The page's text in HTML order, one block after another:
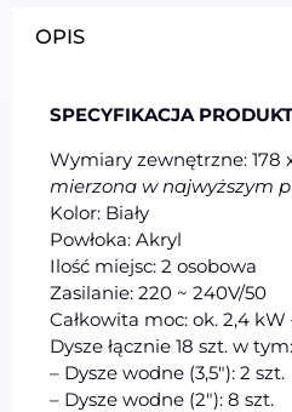
OPIS
SPECYFIKACJA
Wymiary zewnętrzne: 178
mierzona w najwyższym
Kolor: Biały
Powłoka: Akryl
Ilość miejsc: 2 osobowa
Zasilanie: 220 ~ 240V/50
Całkowita moc: ok. 2,4 kW
Dysze łącznie 18 szt. w tym:
– Dysze wodne (3,5″): 2 szt.
– Dysze wodne (2″): 8 szt.